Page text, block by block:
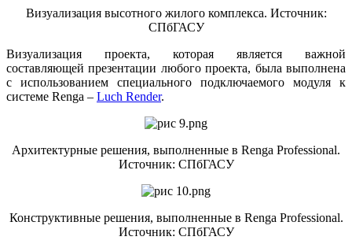
Визуализация высотного жилого комплекса. Источник:
СПбГАСУ
Визуализация проекта, которая является важной
составляющей презентации любого проекта, была выполнена
с использованием специального подключаемого модуля к
системе Renga – Luch Render.
Архитектурные решения, выполненные в Renga Professional.
Источник: СПбГАСУ
Конструктивные решения, выполненные в Renga Professional.
Источник: СПбГАСУ